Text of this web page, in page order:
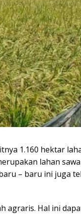
1.160 hektar
lahan
– baru ini juga
agraris. Hal ini